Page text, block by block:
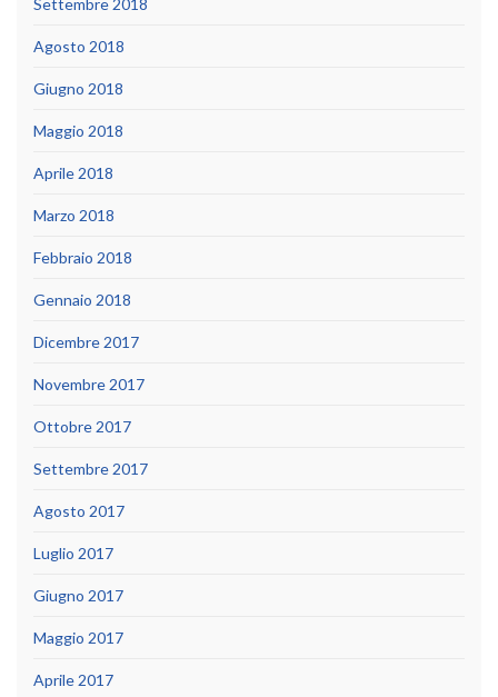
Agosto 2018
Giugno 2018
Maggio 2018
Aprile 2018
Marzo 2018
Febbraio 2018
Gennaio 2018
Dicembre 2017
Novembre 2017
Ottobre 2017
Settembre 2017
Agosto 2017
Luglio 2017
Giugno 2017
Maggio 2017
Aprile 2017